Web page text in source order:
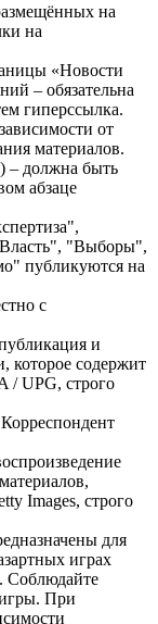
на
на
«Новости
– обязательна
гиперссылка.
от
материалов.
– должна быть
абзаце
"Выборы",
публикуются на
с
и
которое содержит
/ UPG, строго
Images, строго
для
играх
Соблюдайте
При